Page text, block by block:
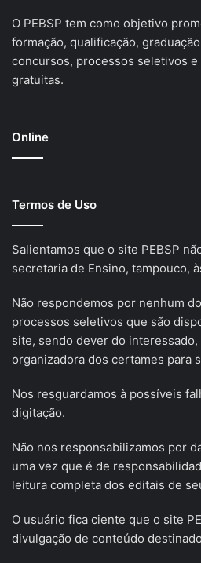
O PEBSP tem como objetivo
formação, qualificação,
concursos, processos seletivos
gratuitas.
Online
Termos de Uso
Salientamos que o site PEBSP
secretaria de Ensino, tampouco,
Não respondemos por nenhum
processos seletivos que são
site, sendo dever do
organizadora dos certames para
Nos resguardamos à possíveis
digitação.
Não nos responsabilizamos por
uma vez que é de
leitura completa dos editais de
O usuário fica ciente que o site
divulgação de conteúdo